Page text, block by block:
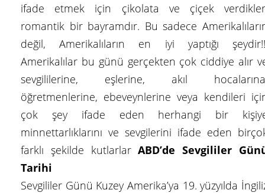
ifade etmek için çikolata ve çiçek
romantik bir bayramdır. Bu sadece
değil, Amerikalıların en iyi yaptığı
Amerikalılar bu günü gerçekten çok ciddiye alır
sevgililerine, eşlerine, akıl
öğretmenlerine, ebeveynlerine veya kendileri
çok şey ifade eden herhangi bir
minnettarlıklarını ve sevgilerini ifade eden
farklı şekilde kutlarlarABD’de Sevgililer
Tarihi
Sevgililer Günü Kuzey Amerika’ya 19. yüzyılda